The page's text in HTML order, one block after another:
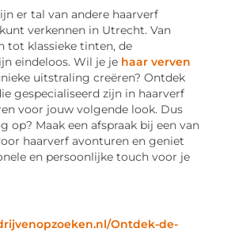
er tal van andere haarverf
verkennen in Utrecht. Van
tot klassieke tinten, de
eindeloos. Wil je je haar verven
uitstraling creëren? Ontdek
gespecialiseerd zijn in haarverf
voor jouw volgende look. Dus
op? Maak een afspraak bij een van
haarverf avonturen en geniet
en persoonlijke touch voor je
Ontdek-de-